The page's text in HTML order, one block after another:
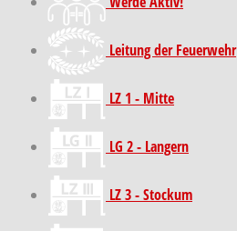
Leitung der Feuerwehr
LZ 1 - Mitte
LG 2 - Langern
LZ 3 - Stockum